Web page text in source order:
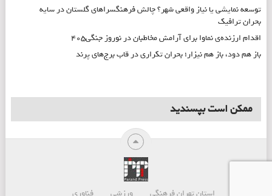
توسعه نمایشی یا نیاز واقعی شهر؟ چالش فرهنگسراهای گلستان در سایه
بحران ترافیک
اقدام ارزنده‌ی نماوا برای آرامش مخاطبان در نوروز جنگی۴۰۵
باز هم دود، باز هم نیزار؛ بحران تکراری در قاب برج‌های پرند
ممکن است بپسندید
استان تهرانفرهنگی ورزشی فناوری